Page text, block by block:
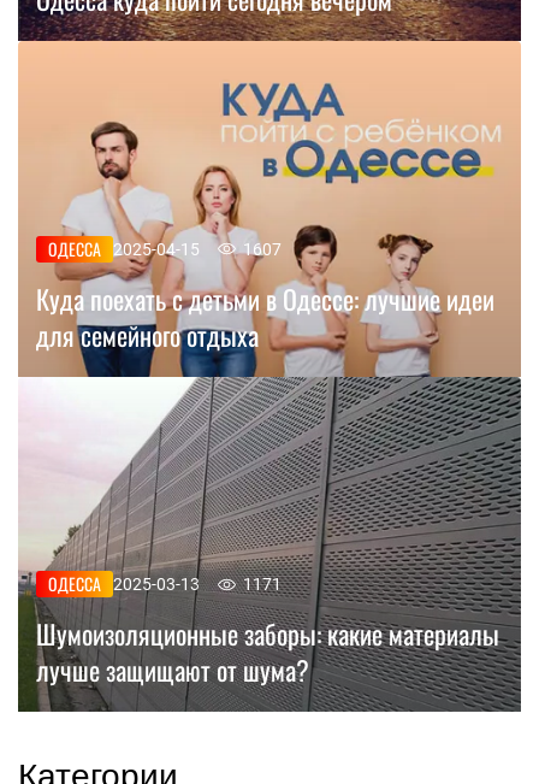
ОДЕССА 2025-04-15 1607
Куда поехать с детьми в Одессе: лучшие идеи
для семейного отдыха
ОДЕССА 2025-03-13 1171
Шумоизоляционные заборы: какие материалы
лучше защищают от шума?